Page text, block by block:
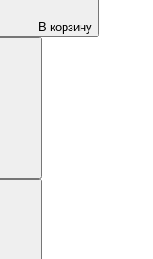
В корзину